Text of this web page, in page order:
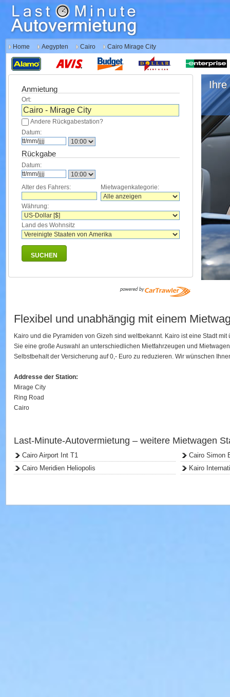
Home Aegypten Cairo Cairo Mirage City
Anmietung
Ort:
Andere Rückgabestation?
Datum:
Rückgabe
Datum:
Alter des Fahrers: Mietwagenkategorie:
Währung:
Land des Wohnsitz
SUCHEN
Ihre
Flexibel und unabhängig mit einem
Kairo und die Pyramiden von Gizeh sind weltbekannt. Kairo ist eine Stadt
Sie eine große Auswahl an unterschiedlichen Mietfahrzeugen und
Selbstbehalt der Versicherung auf 0,- Euro zu reduzieren. Wir wünschen
Addresse der Station:
Mirage City
Ring Road
Cairo
Last-Minute-Autovermietung – weitere Mietwagen
Cairo Airport Int T1
Cairo Meridien Heliopolis
Cairo Simon
Kairo